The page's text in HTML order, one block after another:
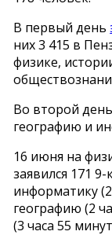
В первый день
них 3 415 в
физике,
Во второй
географию и
16 июня на
заявился 171
информатику
географию (2
(3 часа 55